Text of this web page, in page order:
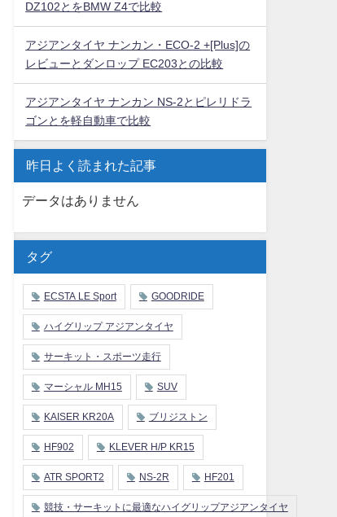
DZ102とをBMW Z4で比較
アジアンタイヤ ナンカン・ECO-2 +[Plus]の
レビューとダンロップ EC203との比較
アジアンタイヤ ナンカン NS-2とピレリドラ
ゴンとを軽自動車で比較
昨日よく読まれた記事
データはありません
タグ
ECSTA LE Sport GOODRIDE
ハイグリップ アジアンタイヤ
サーキット・スポーツ走行
マーシャル MH15 SUV
KAISER KR20A ブリジストン
HF902 KLEVER H/P KR15
ATR SPORT2 NS-2R HF201
競技・サーキットに最適なハイグリップアジアンタイヤ